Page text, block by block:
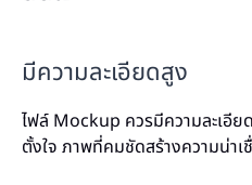
มีความละเอียดสูง
ไฟล์ Mockup ควรมีความละเอีย
ตั้งใจ ภาพที่คมชัดสร้างความน่าเ